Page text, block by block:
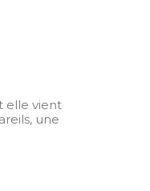
elle vient